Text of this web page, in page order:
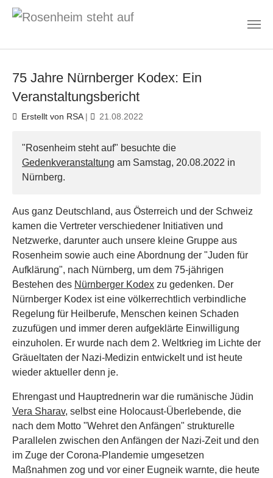
Zum Hauptinhalt springen
75 Jahre Nürnberger Kodex: Ein
Veranstaltungsbericht
Erstellt von RSA 21.08.2022
"Rosenheim steht auf" besuchte die
Gedenkveranstaltung am Samstag, 20.08.2022 in
Nürnberg.
Aus ganz Deutschland, aus Österreich und der Schweiz
kamen die Vertreter verschiedener Initiativen und
Netzwerke, darunter auch unsere kleine Gruppe aus
Rosenheim sowie auch eine Abordnung der "Juden für
Aufklärung", nach Nürnberg, um dem 75-jährigen
Bestehen des Nürnberger Kodex zu gedenken. Der
Nürnberger Kodex ist eine völkerrechtlich verbindliche
Regelung für Heilberufe, Menschen keinen Schaden
zuzufügen und immer deren aufgeklärte Einwilligung
einzuholen. Er wurde nach dem 2. Weltkrieg im Lichte der
Gräueltaten der Nazi-Medizin entwickelt und ist heute
wieder aktueller denn je.
Ehrengast und Hauptrednerin war die rumänische Jüdin
Vera Sharav, selbst eine Holocaust-Überlebende, die
nach dem Motto "Wehret den Anfängen" strukturelle
Parallelen zwischen den Anfängen der Nazi-Zeit und den
im Zuge der Corona-Plandemie umgesetzen
Maßnahmen zog und vor einer Eugneik warnte, die heute